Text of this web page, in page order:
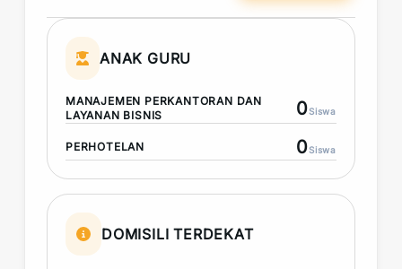
ANAK GURU
MANAJEMEN PERKANTORAN DAN
LAYANAN BISNIS
0Siswa
PERHOTELAN 0Siswa
DOMISILI TERDEKAT